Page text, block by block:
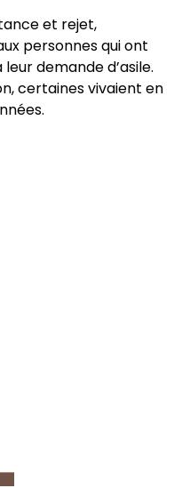
et rejet,
personnes qui ont
demande d’asile.
certaines vivaient en